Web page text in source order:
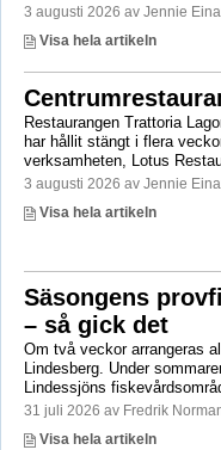
3 augusti 2026 av Jennie
Visa hela artikeln
Restaurangen Trattoria
har hållit stängt i flera
verksamheten, Lotus
3 augusti 2026 av Jennie
Visa hela artikeln
Säsongens
– så gick det
Om två veckor arrangeras
Lindesberg. Under
Lindessjöns
31 juli 2026 av Fredrik
Visa hela artikeln